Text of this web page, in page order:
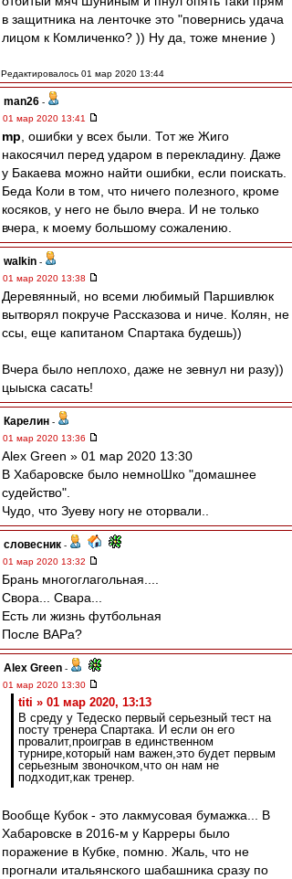
в защитника на ленточке это "повернись удача
лицом к Комличенко? )) Ну да, тоже мнение )
Редактировалось 01 мар 2020 13:44
man26 -
01 мар 2020 13:41
mp , ошибки у всех были. Тот же Жиго
накосячил перед ударом в перекладину. Даже
у Бакаева можно найти ошибки, если поискать.
Беда Коли в том, что ничего полезного, кроме
косяков, у него не было вчера. И не только
вчера, к моему большому сожалению.
walkin -
01 мар 2020 13:38
Деревянный, но всеми любимый Паршивлюк
вытворял покруче Рассказова и ниче. Колян, не
ссы, еще капитаном Спартака будешь))
Вчера было неплохо, даже не зевнул ни разу))
цыыска сасать!
Карелин -
01 мар 2020 13:36
Alex Green » 01 мар 2020 13:30
В Хабаровске было немноШко "домашнее
судейство".
Чудо, что Зуеву ногу не оторвали..
словесник -
01 мар 2020 13:32
Брань многоглагольная....
Свора... Свара...
Есть ли жизнь футбольная
После ВАРа?
Alex Green -
01 мар 2020 13:30
titi » 01 мар 2020, 13:13
В среду у Тедеско первый серьезный тест на
посту тренера Спартака. И если он его
провалит,проиграв в единственном
турнире,который нам важен,это будет первым
серьезным звоночком,что он нам не
подходит,как тренер.
Вообще Кубок - это лакмусовая бумажка... В
Хабаровске в 2016-м у Карреры было
поражение в Кубке, помню. Жаль, что не
прогнали итальянского шабашника сразу по